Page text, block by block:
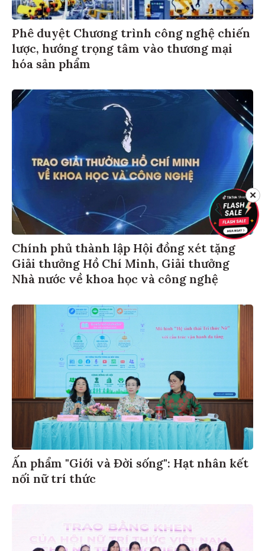
Phê duyệt Chương trình công nghệ chiến
lược, hướng trọng tâm vào thương mại
hóa sản phẩm
Chính phủ thành lập Hội đồng xét tặng
Giải thưởng Hồ Chí Minh, Giải thưởng
Nhà nước về khoa học và công nghệ
Ấn phẩm "Giới và Đời sống": Hạt nhân kết
nối nữ trí thức
✕